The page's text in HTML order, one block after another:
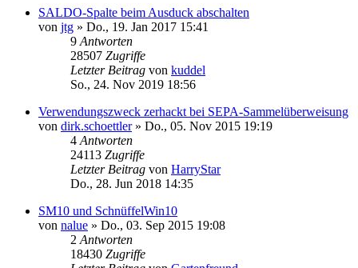
SALDO-Spalte beim Ausduck abschalten
von jtg » Do., 19. Jan 2017 15:41
9 Antworten
28507 Zugriffe
Letzter Beitrag von kuddel
So., 24. Nov 2019 18:56
Verwendungszweck zerhackt bei SEPA-Sammelüberweisung
von dirk.schoettler» Do., 05. Nov 2015 19:19
4 Antworten
24113 Zugriffe
Letzter Beitrag von HarryStar
Do., 28. Jun 2018 14:35
SM10 und SchnüffelWin10
von nalue » Do., 03. Sep 2015 19:08
2 Antworten
18430 Zugriffe